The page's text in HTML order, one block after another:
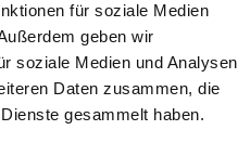
für soziale Medien
geben wir
soziale Medien und Analysen
Daten zusammen, die
gesammelt haben.